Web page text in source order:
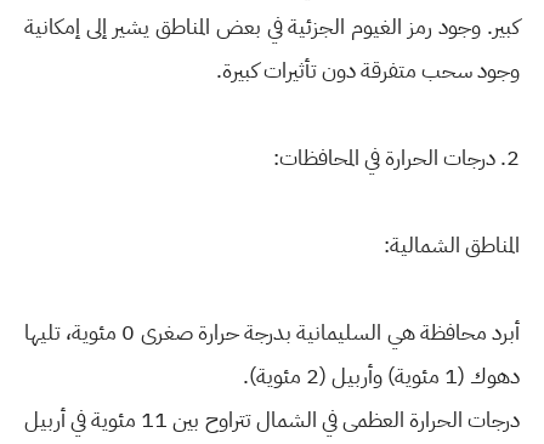
كبير. وجود رمز الغيوم الجزئية في بعض المناطق يشير إلى إمكانية
وجود سحب متفرقة دون تأثيرات كبيرة.
2. درجات الحرارة في المحافظات:
المناطق الشمالية:
أبرد محافظة هي السليمانية بدرجة حرارة صغرى 0 مئوية، تليها
دهوك (1 مئوية) وأربيل (2 مئوية).
درجات الحرارة العظمى في الشمال تتراوح بين 11 مئوية في أربيل